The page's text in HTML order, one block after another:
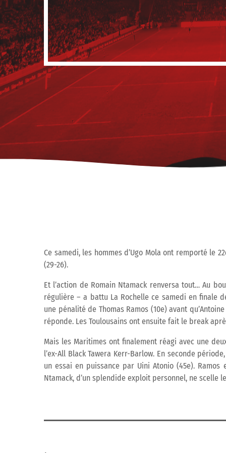
Ce samedi, les hommes d’Ugo Mola ont remporté le
(29-26).
Et l’action de Romain Ntamack renversa tout… Au
régulière – a battu La Rochelle ce samedi en finale
une pénalité de Thomas Ramos (10e) avant
réponde. Les Toulousains ont ensuite fait le break
Mais les Maritimes ont finalement réagi avec une
l’ex-All Black Tawera Kerr-Barlow. En seconde
un essai en puissance par Uini Atonio (45e).
Ntamack, d’un splendide exploit personnel, ne scelle